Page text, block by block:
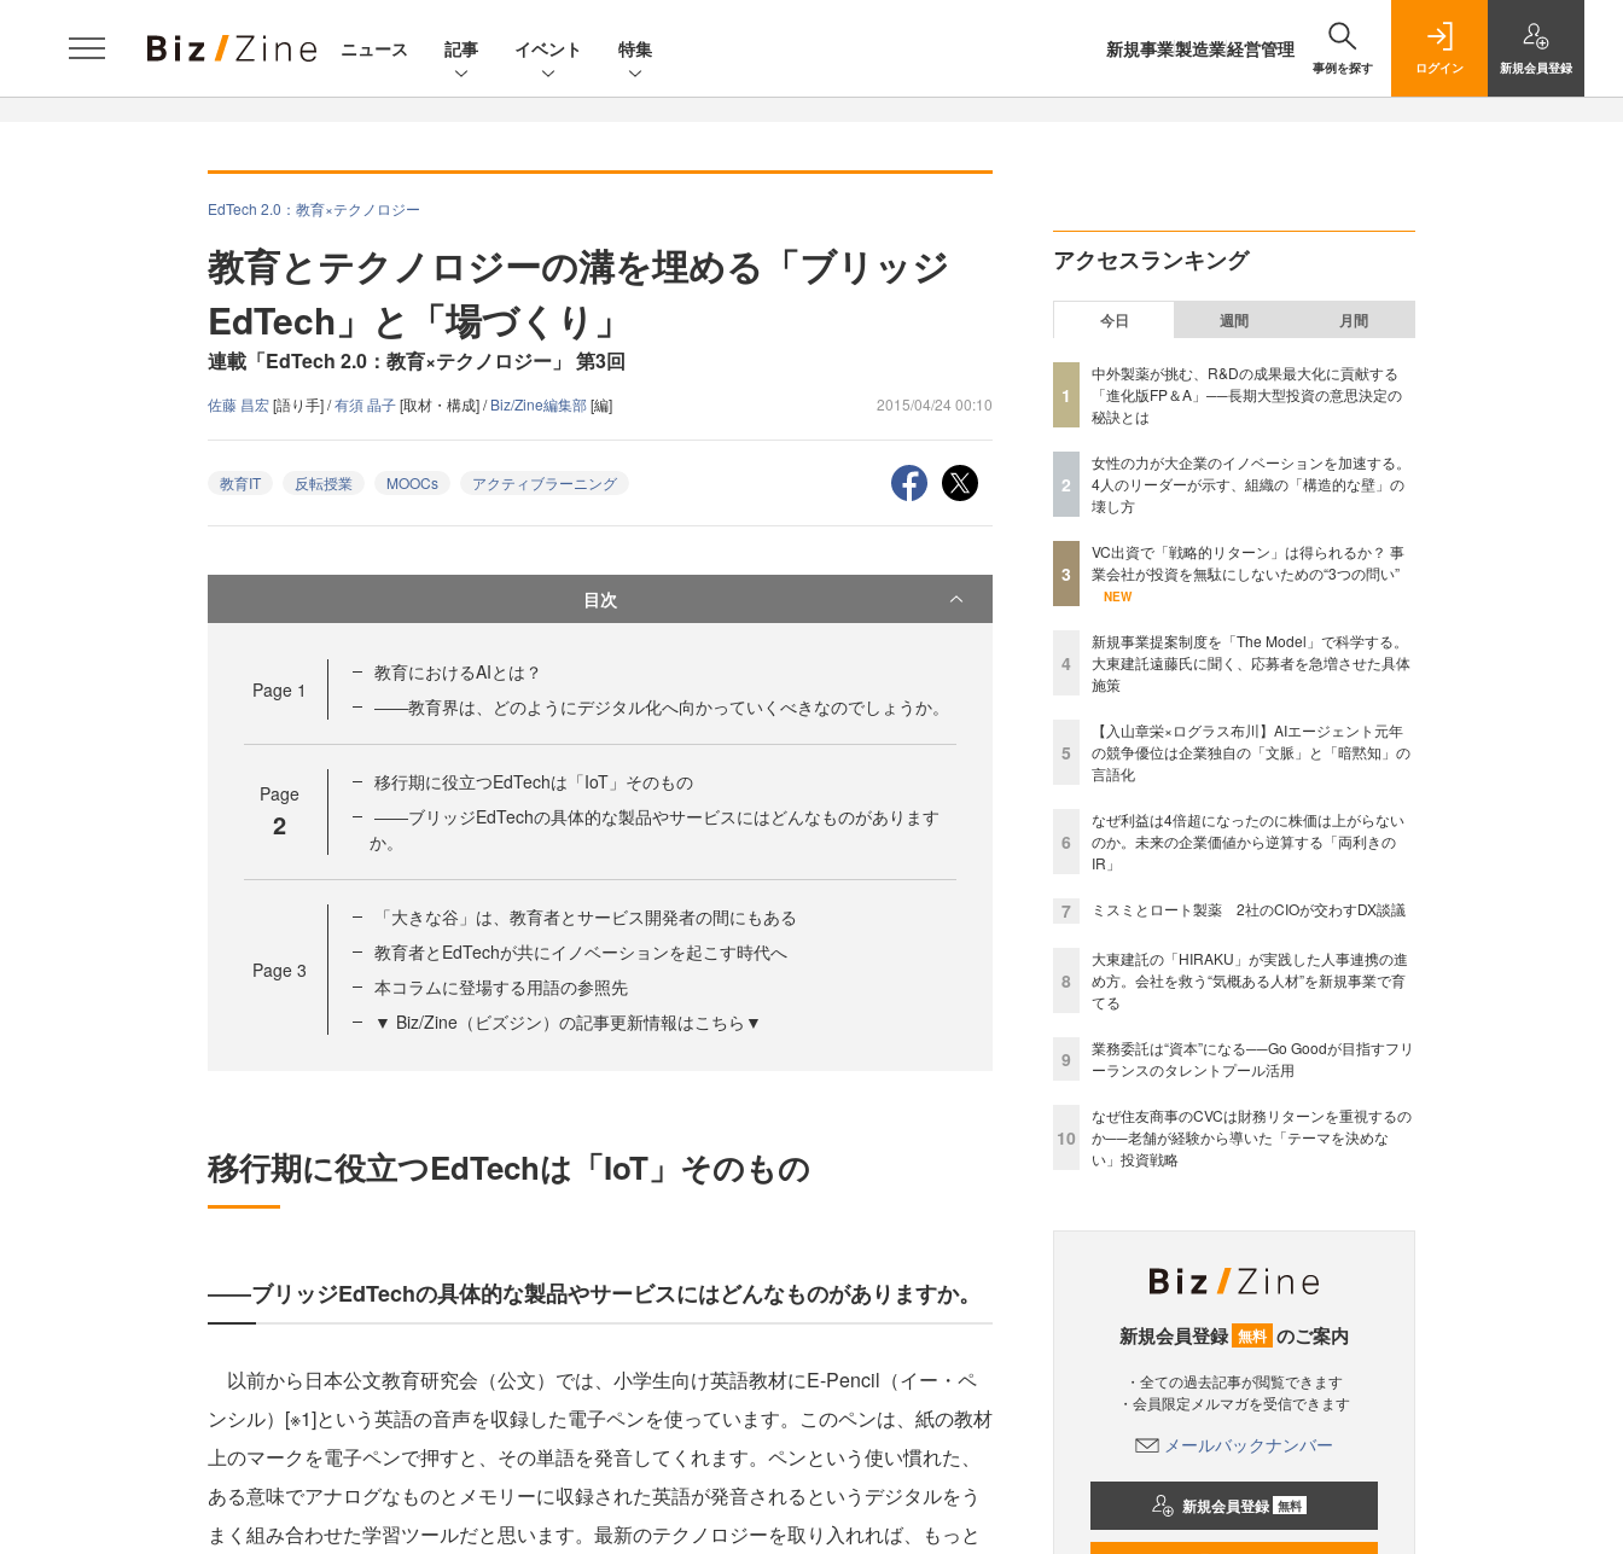
ニュース 記事 イベント 特集 新規事業製造業経営管理
事例を探す ログイン 新規会員登録
EdTech 2.0：教育×テクノロジー
教育とテクノロジーの溝を埋める「ブリッジ
EdTech」と「場づくり」
連載「EdTech 2.0：教育×テクノロジー」 第3回
佐藤 昌宏[語り手] /有須 晶子[取材・構成] /Biz/Zine編集部[編] 2015/04/24 00:10
教育IT 反転授業 MOOCs アクティブラーニング
目次
Page 1
教育におけるAIとは？
――教育界は、どのようにデジタル化へ向かっていくべきなのでしょうか。
Page
2
移行期に役立つEdTechは「IoT」そのもの
――ブリッジEdTechの具体的な製品やサービスにはどんなものがあります
か。
Page 3
「大きな谷」は、教育者とサービス開発者の間にもある
教育者とEdTechが共にイノベーションを起こす時代へ
本コラムに登場する用語の参照先
▼ Biz/Zine（ビズジン）の記事更新情報はこちら▼
移行期に役立つEdTechは「IoT」そのもの
――ブリッジEdTechの具体的な製品やサービスにはどんなものがありますか。
以前から日本公文教育研究会（公文）では、小学生向け英語教材にE-Pencil（イー・ペ
ンシル）[※1]という英語の音声を収録した電子ペンを使っています。このペンは、紙の教材
上のマークを電子ペンで押すと、その単語を発音してくれます。ペンという使い慣れた、
ある意味でアナログなものとメモリーに収録された英語が発音されるというデジタルをう
まく組み合わせた学習ツールだと思います。最新のテクノロジーを取り入れれば、もっと
アクセスランキング
今日 週間 月間
1
中外製薬が挑む、R&Dの成果最大化に貢献する
「進化版FP＆A」──長期大型投資の意思決定の
秘訣とは
2
女性の力が大企業のイノベーションを加速する。
4人のリーダーが示す、組織の「構造的な壁」の
壊し方
3
VC出資で「戦略的リターン」は得られるか？ 事
業会社が投資を無駄にしないための“3つの問い”
NEW
4
新規事業提案制度を「The Model」で科学する。
大東建託遠藤氏に聞く、応募者を急増させた具体
施策
5
【入山章栄×ログラス布川】AIエージェント元年
の競争優位は企業独自の「文脈」と「暗黙知」の
言語化
6
なぜ利益は4倍超になったのに株価は上がらない
のか。未来の企業価値から逆算する「両利きの
IR」
7 ミスミとロート製薬 2社のCIOが交わすDX談議
8
大東建託の「HIRAKU」が実践した人事連携の進
め方。会社を救う“気概ある人材”を新規事業で育
てる
9
業務委託は“資本”になる──Go Goodが目指すフリ
ーランスのタレントプール活用
10
なぜ住友商事のCVCは財務リターンを重視するの
か──老舗が経験から導いた「テーマを決めな
い」投資戦略
新規会員登録 無料 のご案内
・全ての過去記事が閲覧できます
・会員限定メルマガを受信できます
メールバックナンバー
新規会員登録 無料